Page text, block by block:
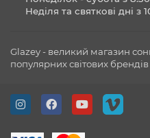
Неділя та святкові дні з
Glazey - великий магазин
популярних світових брендів